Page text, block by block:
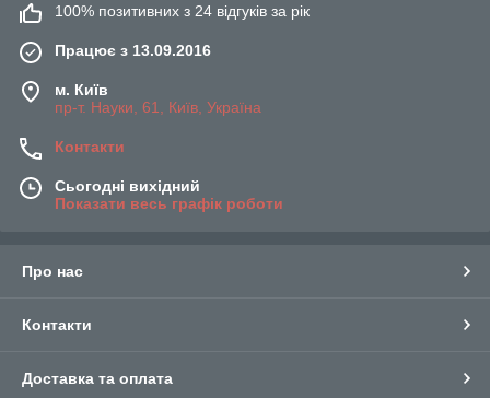
100% позитивних з 24 відгуків за рік
Працює з 13.09.2016
м. Київ
пр-т. Науки, 61, Київ, Україна
Контакти
Сьогодні вихідний
Показати весь графік роботи
Про нас
Контакти
Доставка та оплата